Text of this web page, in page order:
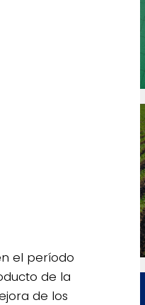
el período
de la
de los